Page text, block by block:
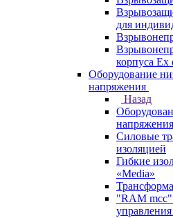
для
корпуса
Оборудование
напряжения
Назад
напряжения
Силовые
изоляцией
Гибкие
«Media»
"RAM mcc"